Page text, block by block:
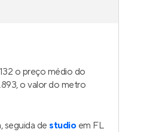
o preço médio do
o valor do metro
seguida destudioem FL